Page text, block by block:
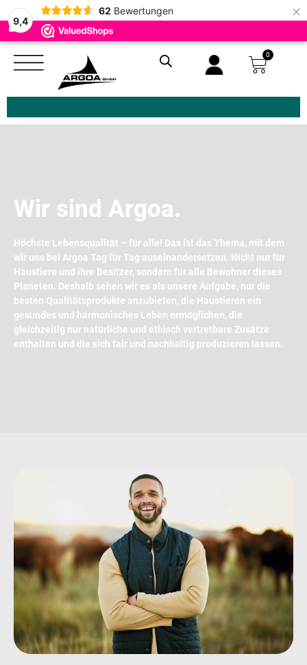
9,4
62 Bewertungen ×
Zoeken 0
Wir sind Argoa.
Höchste Lebensqualität – für alle! Das ist das Thema, mit dem
wir uns bei Argoa Tag für Tag auseinandersetzen. Nicht nur für
Haustiere und ihre Besitzer, sondern für alle Bewohner dieses
Planeten. Deshalb sehen wir es als unsere Aufgabe, nur die
besten Qualitätsprodukte anzubieten, die Haustieren ein
gesundes und harmonisches Leben ermöglichen, die
gleichzeitig nur natürliche und ethisch vertretbare Zusätze
enthalten und die sich fair und nachhaltig produzieren lassen.